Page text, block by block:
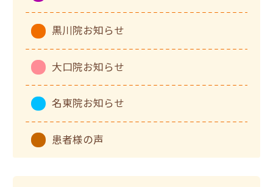
黒川院お知らせ
大口院お知らせ
名東院お知らせ
患者様の声